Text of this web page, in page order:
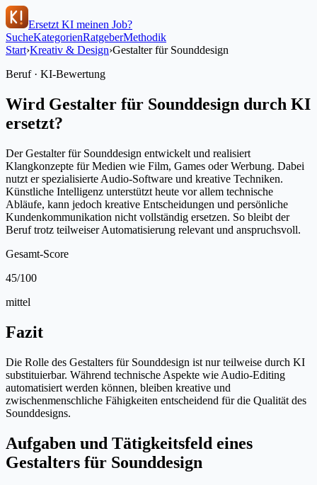
Ersetzt KI meinen Job?
SucheKategorienRatgeberMethodik
Start›Kreativ & Design›Gestalter für Sounddesign
Beruf · KI-Bewertung
Wird Gestalter für Sounddesign durch KI
ersetzt?
Der Gestalter für Sounddesign entwickelt und realisiert
Klangkonzepte für Medien wie Film, Games oder Werbung. Dabei
nutzt er spezialisierte Audio-Software und kreative Techniken.
Künstliche Intelligenz unterstützt heute vor allem technische
Abläufe, kann jedoch kreative Entscheidungen und persönliche
Kundenkommunikation nicht vollständig ersetzen. So bleibt der
Beruf trotz teilweiser Automatisierung relevant und anspruchsvoll.
Gesamt-Score
45/100
mittel
Fazit
Die Rolle des Gestalters für Sounddesign ist nur teilweise durch KI
substituierbar. Während technische Aspekte wie Audio-Editing
automatisiert werden können, bleiben kreative und
zwischenmenschliche Fähigkeiten entscheidend für die Qualität des
Sounddesigns.
Aufgaben und Tätigkeitsfeld eines
Gestalters für Sounddesign